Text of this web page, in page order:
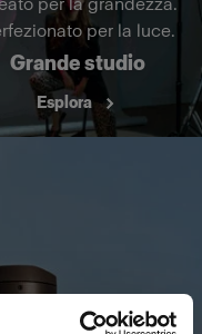
per la luce.
Grande studio
Esplora